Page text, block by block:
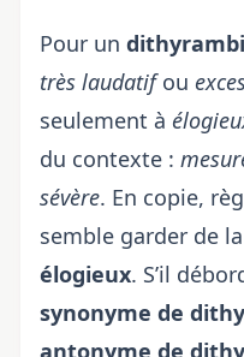
Pour un
très laudatifou
seulement à
du contexte :
sévère. En copie,
semble garder de
élogieux. S’il
synonyme de
antonyme de